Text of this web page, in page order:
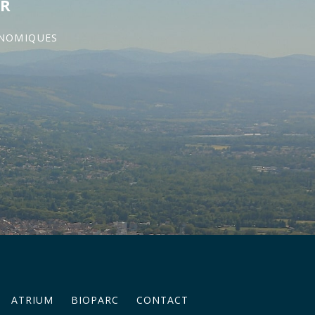
ATRIUM BIOPARC CONTACT